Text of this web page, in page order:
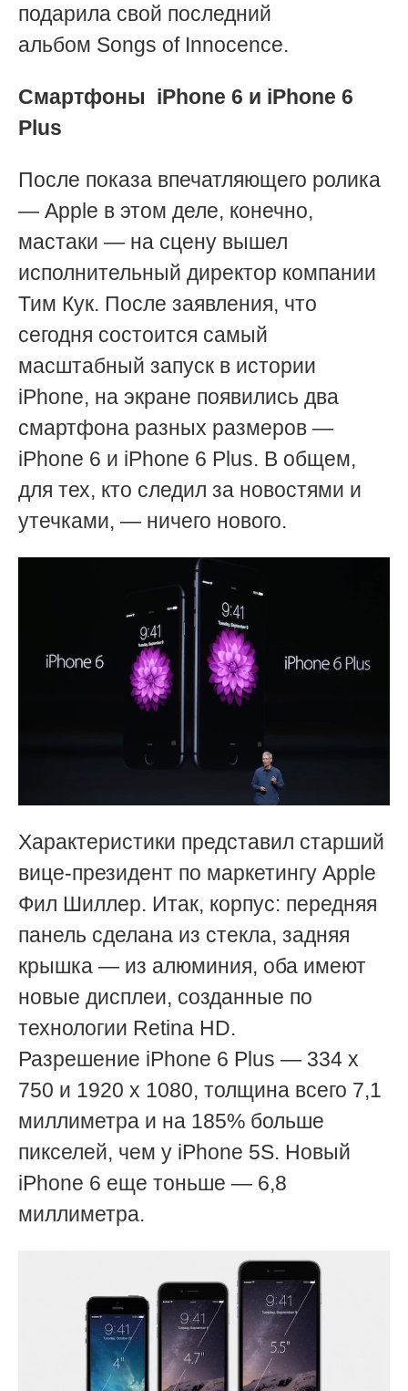
подарила свой последний
альбом Songs of Innocence.
Смартфоны iPhone 6 и iPhone 6
Plus
После показа впечатляющего ролика
— Apple в этом деле, конечно,
мастаки — на сцену вышел
исполнительный директор компании
Тим Кук. После заявления, что
сегодня состоится самый
масштабный запуск в истории
iPhone, на экране появились два
смартфона разных размеров —
iPhone 6 и iPhone 6 Plus. В общем,
для тех, кто следил за новостями и
утечками, — ничего нового.
Характеристики представил старший
вице-президент по маркетингу Apple
Фил Шиллер. Итак, корпус: передняя
панель сделана из стекла, задняя
крышка — из алюминия, оба имеют
новые дисплеи, созданные по
технологии Retina HD.
Разрешение iPhone 6 Plus — 334 х
750 и 1920 х 1080, толщина всего 7,1
миллиметра и на 185% больше
пикселей, чем у iPhone 5S. Новый
iPhone 6 еще тоньше — 6,8
миллиметра.